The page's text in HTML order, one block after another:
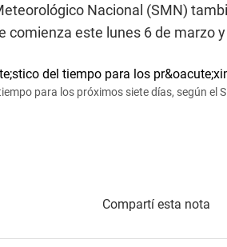
Nacional (SMN)
comienza este lunes 6 de marzo
para los próximos siete días, según el